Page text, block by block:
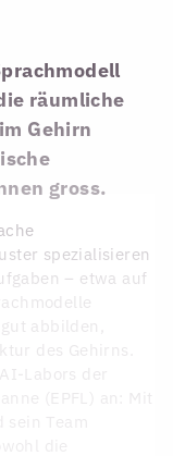
räumliche
Gehirn
gross.
spezialisieren
– etwa auf
abbilden,
des Gehirns.